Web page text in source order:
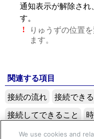
通知表示が解除され
す。
!
りゅうずの位置
ます。
関連する項目
接続の流れ
接続でき
接続してできること
時計の通知表示について
We use cookies and